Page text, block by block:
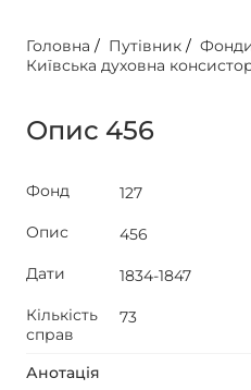
Головна / Путівник / Фонди
Київська духовна
Опис 456
Фонд
127
Опис
456
Дати
1834-1847
Кількість
справ
73
Анотація